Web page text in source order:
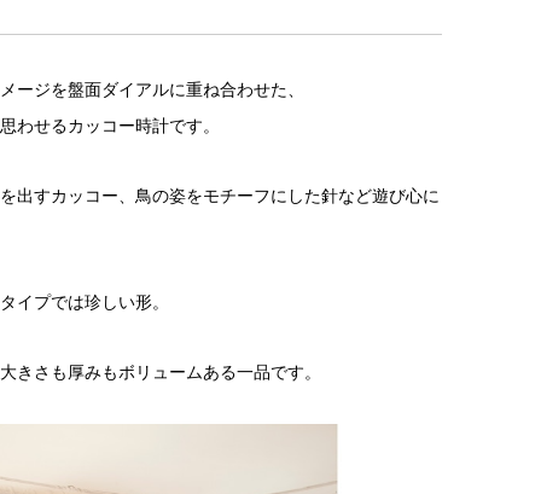
ージを盤面ダイアルに重ね合わせた、
わせるカッコー時計です。
出すカッコー、鳥の姿をモチーフにした針など遊び心に
イプでは珍しい形。
きさも厚みもボリュームある一品です。